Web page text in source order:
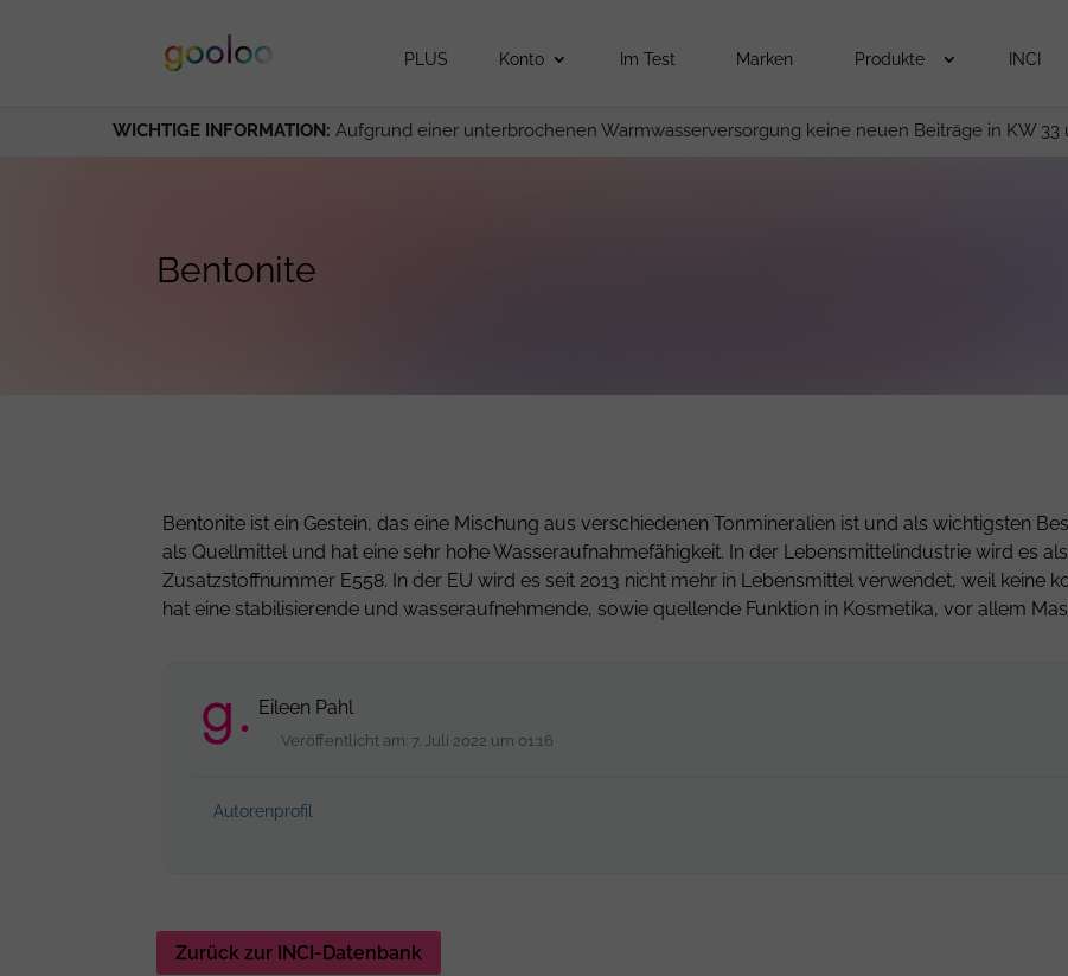
PLUS Konto Im Test Marken Produkte INCI
WICHTIGE INFORMATION: Aufgrund einer unterbrochenen Warmwasserversorgung keine neuen Beiträge in KW 33
Bentonite
Bentonite ist ein Gestein, das eine Mischung aus verschiedenen Tonmineralien ist und als wichtigsten
als Quellmittel und hat eine sehr hohe Wasseraufnahmefähigkeit. In der Lebensmittelindustrie wird es
Zusatzstoffnummer E558. In der EU wird es seit 2013 nicht mehr in Lebensmittel verwendet, weil keine
hat eine stabilisierende und wasseraufnehmende, sowie quellende Funktion in Kosmetika, vor allem
Eileen Pahl
Veröffentlicht am: 7. Juli 2022 um 01:16
Autorenprofil
Zurück zur INCI-Datenbank